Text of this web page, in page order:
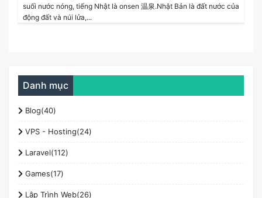
suối nước nóng, tiếng Nhật là onsen 温泉.Nhật Bản là đất nước của
động đất và núi lửa,...
Danh mục
Blog(40)
VPS - Hosting(24)
Laravel(112)
Games(17)
Lập Trình Web(26)